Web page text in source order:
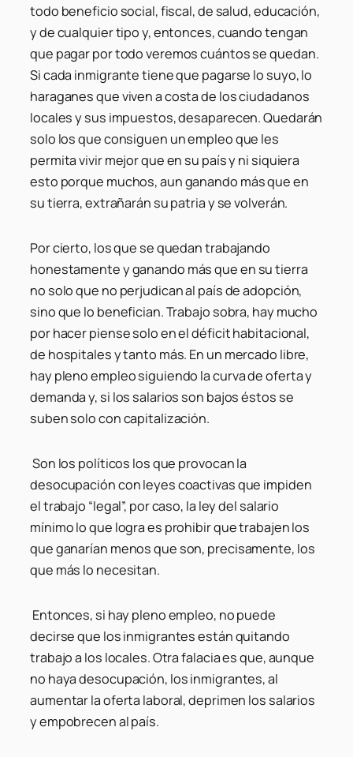
todo beneficio social, fiscal, de salud, educación,
y de cualquier tipo y, entonces, cuando tengan
que pagar por todo veremos cuántos se quedan.
Si cada inmigrante tiene que pagarse lo suyo, lo
haraganes que viven a costa de los ciudadanos
locales y sus impuestos, desaparecen. Quedarán
solo los que consiguen un empleo que les
permita vivir mejor que en su país y ni siquiera
esto porque muchos, aun ganando más que en
su tierra, extrañarán su patria y se volverán.
Por cierto, los que se quedan trabajando
honestamente y ganando más que en su tierra
no solo que no perjudican al país de adopción,
sino que lo benefician. Trabajo sobra, hay mucho
por hacer piense solo en el déficit habitacional,
de hospitales y tanto más. En un mercado libre,
hay pleno empleo siguiendo la curva de oferta y
demanda y, si los salarios son bajos éstos se
suben solo con capitalización.
Son los políticos los que provocan la
desocupación con leyes coactivas que impiden
el trabajo “legal”, por caso, la ley del salario
mínimo lo que logra es prohibir que trabajen los
que ganarían menos que son, precisamente, los
que más lo necesitan.
Entonces, si hay pleno empleo, no puede
decirse que los inmigrantes están quitando
trabajo a los locales. Otra falacia es que, aunque
no haya desocupación, los inmigrantes, al
aumentar la oferta laboral, deprimen los salarios
y empobrecen al país.